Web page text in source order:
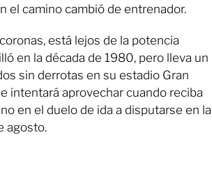
el camino cambió de entrenador.
está lejos de la potencia
en la década de 1980, pero lleva un
sin derrotas en su estadio Gran
intentará aprovechar cuando reciba
en el duelo de ida a disputarse en la
agosto.